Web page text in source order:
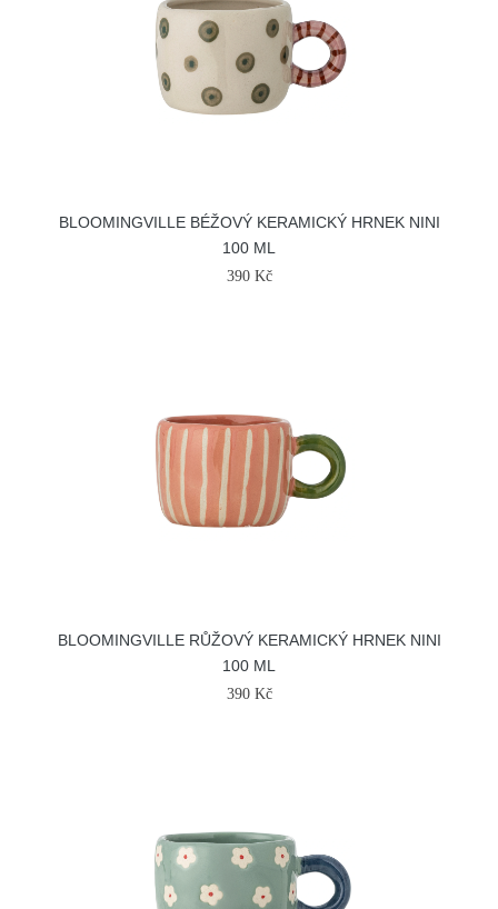
BLOOMINGVILLE BÉŽOVÝ KERAMICKÝ HRNEK NINI
100 ML
390 Kč
BLOOMINGVILLE RŮŽOVÝ KERAMICKÝ HRNEK NINI
100 ML
390 Kč